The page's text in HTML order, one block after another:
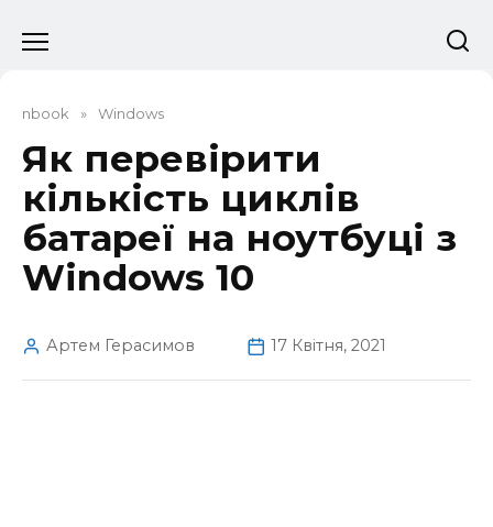
до
nbook » Windows
Як перевірити
кількість циклів
батареї на ноутбуці з
Windows 10
Артем Герасимов 17 Квітня, 2021